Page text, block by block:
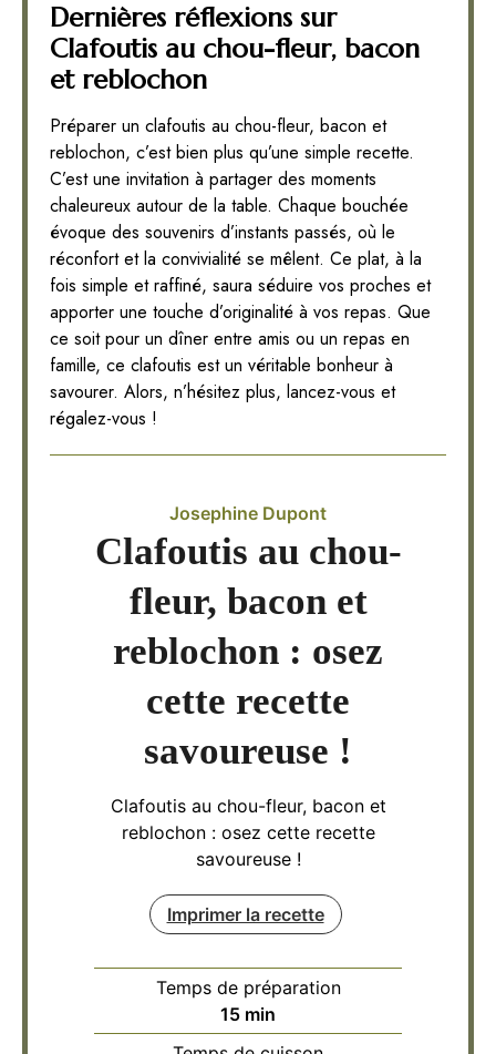
Dernières réflexions sur
Clafoutis au chou-fleur, bacon
et reblochon
Préparer un clafoutis au chou-fleur, bacon et
reblochon, c’est bien plus qu’une simple recette.
C’est une invitation à partager des moments
chaleureux autour de la table. Chaque bouchée
évoque des souvenirs d’instants passés, où le
réconfort et la convivialité se mêlent. Ce plat, à la
fois simple et raffiné, saura séduire vos proches et
apporter une touche d’originalité à vos repas. Que
ce soit pour un dîner entre amis ou un repas en
famille, ce clafoutis est un véritable bonheur à
savourer. Alors, n’hésitez plus, lancez-vous et
régalez-vous !
Josephine Dupont
Clafoutis au chou-
fleur, bacon et
reblochon : osez
cette recette
savoureuse !
Clafoutis au chou-fleur, bacon et
reblochon : osez cette recette
savoureuse !
Imprimer la recette
Temps de préparation
15minutes
min